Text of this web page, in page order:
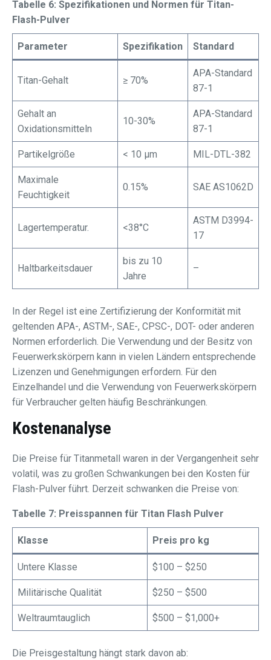
Tabelle 6: Spezifikationen und Normen für Titan-
Flash-Pulver
Parameter Spezifikation Standard
Titan-Gehalt ≥ 70%
APA-Standard
87-1
Gehalt an
Oxidationsmitteln
10-30%
APA-Standard
87-1
Partikelgröße < 10 μm MIL-DTL-382
Maximale
Feuchtigkeit
0.15% SAE AS1062D
Lagertemperatur. <38°C
ASTM D3994-
17
Haltbarkeitsdauer
bis zu 10
Jahre
–
In der Regel ist eine Zertifizierung der Konformität mit
geltenden APA-, ASTM-, SAE-, CPSC-, DOT- oder anderen
Normen erforderlich. Die Verwendung und der Besitz von
Feuerwerkskörpern kann in vielen Ländern entsprechende
Lizenzen und Genehmigungen erfordern. Für den
Einzelhandel und die Verwendung von Feuerwerkskörpern
für Verbraucher gelten häufig Beschränkungen.
Kostenanalyse
Die Preise für Titanmetall waren in der Vergangenheit sehr
volatil, was zu großen Schwankungen bei den Kosten für
Flash-Pulver führt. Derzeit schwanken die Preise von:
Tabelle 7: Preisspannen für Titan Flash Pulver
Klasse Preis pro kg
Untere Klasse $100 – $250
Militärische Qualität $250 – $500
Weltraumtauglich $500 – $1,000+
Die Preisgestaltung hängt stark davon ab: